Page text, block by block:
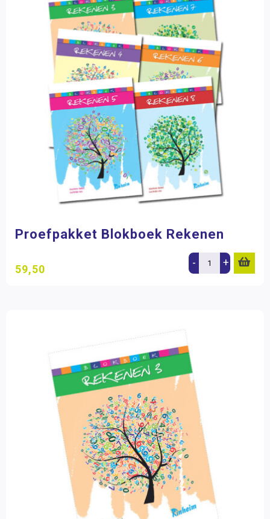
Wetenschap en techniek
Sociaal-emotionele ontwikkeling
Posters en onderleggers
Beloningsmateriaal
Mens & Maatschappij
Bewegend leren
Kunstzinnige vorming
Proefpakket Blokboek Rekenen
59,50 - +